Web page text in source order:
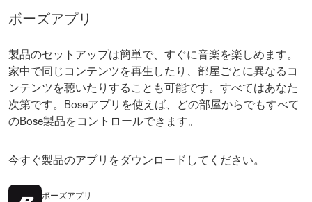
ボーズアプリ
製品のセットアップは簡単で、すぐに音楽を楽しめます。
家中で同じコンテンツを再生したり、部屋ごとに異なるコ
ンテンツを聴いたりすることも可能です。すべてはあなた
次第です。Boseアプリを使えば、どの部屋からでもすべて
のBose製品をコントロールできます。
今すぐ製品のアプリをダウンロードしてください。
ボーズアプリ